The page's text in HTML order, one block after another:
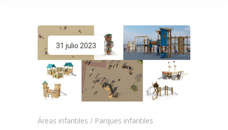
31 julio 2023
Áreas infantiles / Parques infantiles